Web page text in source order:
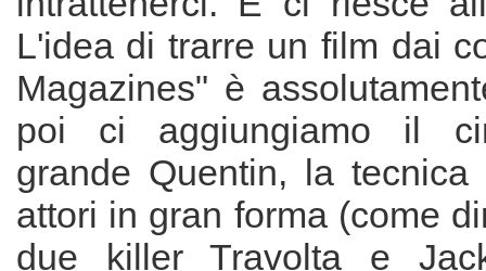
L'idea di trarre un film dai
Magazines" è
poi ci aggiungiamo il
grande Quentin, la tecnica
attori in gran forma (come
due killer Travolta e